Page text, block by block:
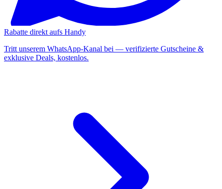
Rabatte direkt aufs Handy
Tritt unserem WhatsApp-Kanal bei — verifizierte Gutscheine &
exklusive Deals, kostenlos.